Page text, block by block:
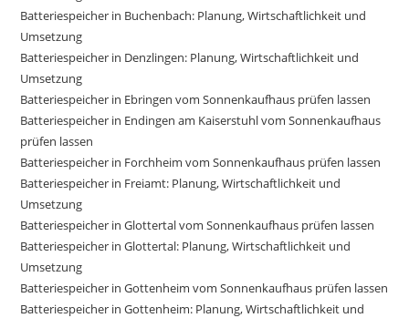
Batteriespeicher in Buchenbach: Planung, Wirtschaftlichkeit und
Umsetzung
Batteriespeicher in Denzlingen: Planung, Wirtschaftlichkeit und
Umsetzung
Batteriespeicher in Ebringen vom Sonnenkaufhaus prüfen lassen
Batteriespeicher in Endingen am Kaiserstuhl vom Sonnenkaufhaus
prüfen lassen
Batteriespeicher in Forchheim vom Sonnenkaufhaus prüfen lassen
Batteriespeicher in Freiamt: Planung, Wirtschaftlichkeit und
Umsetzung
Batteriespeicher in Glottertal vom Sonnenkaufhaus prüfen lassen
Batteriespeicher in Glottertal: Planung, Wirtschaftlichkeit und
Umsetzung
Batteriespeicher in Gottenheim vom Sonnenkaufhaus prüfen lassen
Batteriespeicher in Gottenheim: Planung, Wirtschaftlichkeit und